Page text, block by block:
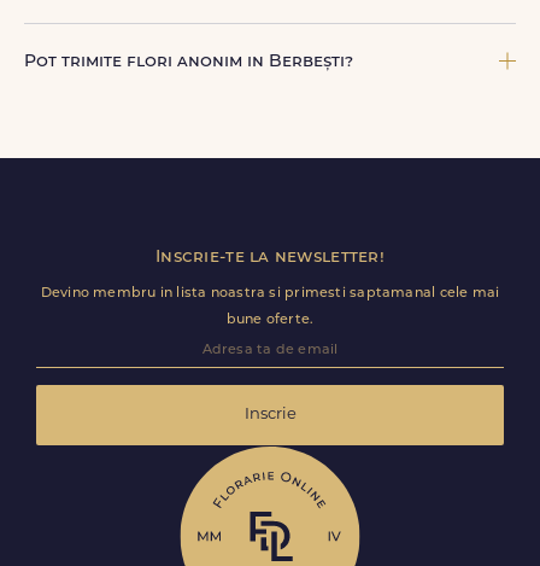
Contacteaza-ne cat mai rapid si actualizam detaliile de
Pot trimite flori anonim in Berbești?
ramane optional si il poti personaliza.
Inscrie-te la newsletter!
Devino membru in lista noastra si primesti saptamanal cele mai
bune oferte.
Inscrie